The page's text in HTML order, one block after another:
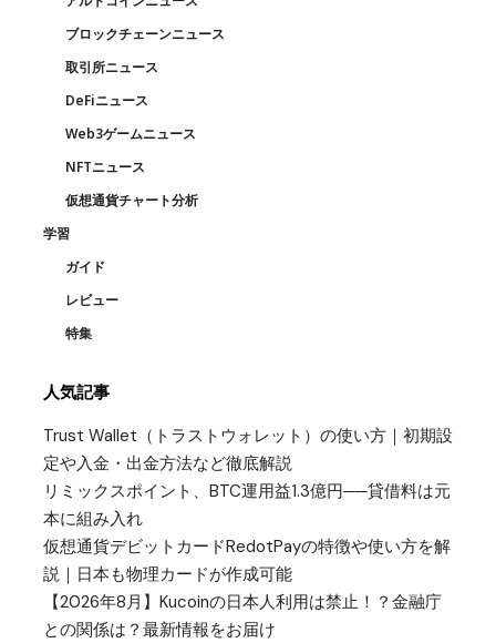
ブロックチェーンニュース
取引所ニュース
DeFiニュース
Web3ゲームニュース
NFTニュース
仮想通貨チャート分析
学習
ガイド
レビュー
特集
人気記事
Trust Wallet（トラストウォレット）の使い方｜初期設
定や入金・出金方法など徹底解説
リミックスポイント、BTC運用益1.3億円──貸借料は元
本に組み入れ
仮想通貨デビットカードRedotPayの特徴や使い方を解
説｜日本も物理カードが作成可能
【2026年8月】Kucoinの日本人利用は禁止！？金融庁
との関係は？最新情報をお届け